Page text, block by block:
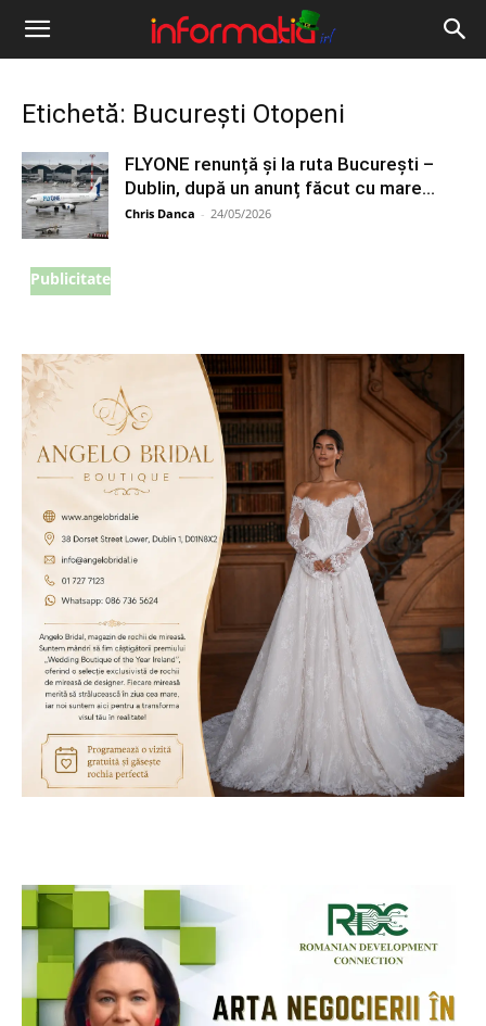
Informația
Etichetă: București Otopeni
FLYONE renunță și la ruta București –
Dublin, după un anunț făcut cu mare...
Chris Danca - 24/05/2026
Publicitate